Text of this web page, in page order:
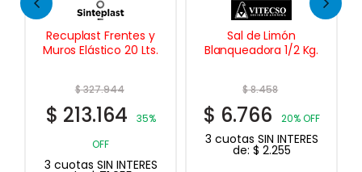
Sal de Limón
Blanqueadora 1/2 Kg.
$8.458
$6.766 20% OFF
3 cuotas SIN INTERES
de: $
Smart Paint Barniz en
Aerosol 350 Cc.
$6.967
$5.574 20% OFF
3 cuotas SIN INTERES
de:$1.858